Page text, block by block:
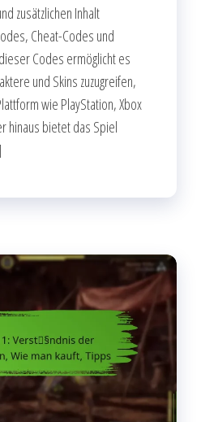
zusätzlichen Inhalt
Cheat-Codes und
Codes ermöglicht es
und Skins zuzugreifen,
wie PlayStation, Xbox
hinaus bietet das Spiel